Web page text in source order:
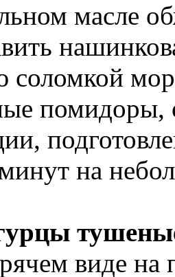
масле
соломкой
на
виде